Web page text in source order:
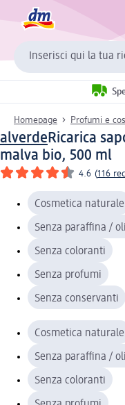
Inserisci qui la tua
Homepage Profumi e
alverdeRicarica
malva bio, 500 ml
4.6 (116
Cosmetica naturale
Senza paraffina /
Senza coloranti
Senza profumi
Senza conservanti
Cosmetica naturale
Senza paraffina /
Senza coloranti